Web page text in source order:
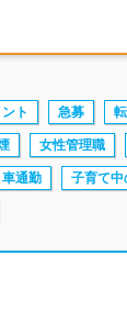
ト 急募
女性管理職
車通勤 子育て中